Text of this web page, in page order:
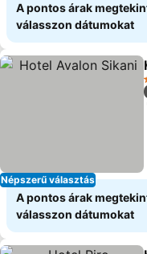
A pontos árak
válasszon dátumokat
Népszerű választás
A pontos árak
válasszon dátumokat